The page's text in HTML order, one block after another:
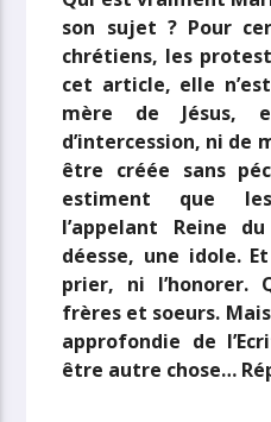
son sujet ? Pour
chrétiens, les
cet article, elle
mère de Jésus,
d’intercession, ni de
être créée sans
estiment que
l’appelant Reine
déesse, une idole.
prier, ni l’honorer.
frères et soeurs.
approfondie de
être autre chose…